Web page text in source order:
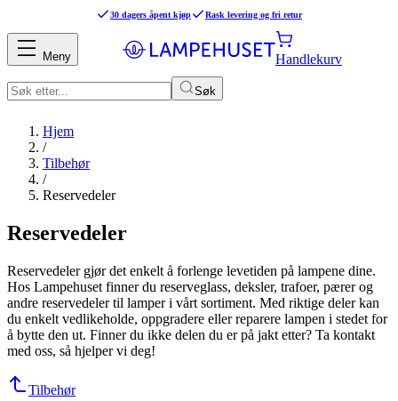
30 dagers åpent kjøp Rask levering og fri retur
Søk
Handlekurv
Meny
Hjem
/
Tilbehør
/
Reservedeler
Reservedeler
Reservedeler gjør det enkelt å forlenge levetiden på lampene dine.
Hos Lampehuset finner du reserveglass, deksler, trafoer, pærer og
andre reservedeler til lamper i vårt sortiment. Med riktige deler kan
du enkelt vedlikeholde, oppgradere eller reparere lampen i stedet for
å bytte den ut. Finner du ikke delen du er på jakt etter? Ta kontakt
med oss, så hjelper vi deg!
Tilbehør